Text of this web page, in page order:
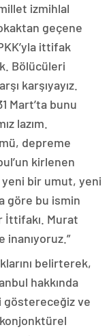
izmihlal
geçene
ittifak
Bölücüleri
karşıyayız.
Mart’ta bunu
lazım.
depreme
kirlenen
bir umut, yeni
göre bu ismin
İttifakı. Murat
inanıyoruz.”
belirterek,
hakkında
göstereceğiz ve
konjonktürel